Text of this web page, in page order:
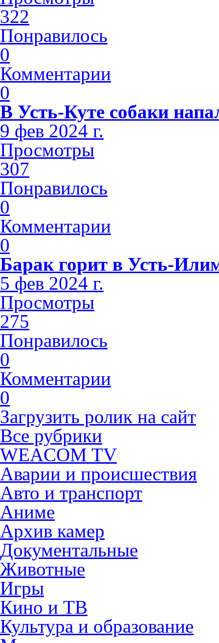
322
Понравилось
0
Комментарии
0
В Усть-Куте собаки
9 фев 2024 г.
Просмотры
307
Понравилось
0
Комментарии
0
Барак горит в Усть-
5 фев 2024 г.
Просмотры
275
Понравилось
0
Комментарии
0
Загрузить ролик на сайт
Все рубрики
WEACOM TV
Аварии и происшествия
Авто и транспорт
Аниме
Архив камер
Документальные
Животные
Игры
Кино и ТВ
Культура и образование